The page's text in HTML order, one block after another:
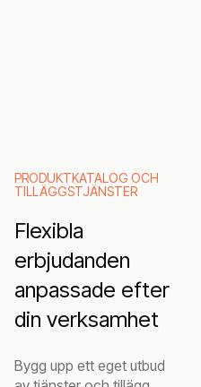
PRODUKTKATALOG OCH
TILLÄGGSTJÄNSTER
Flexibla
erbjudanden
anpassade efter
din verksamhet
Bygg upp ett eget utbud